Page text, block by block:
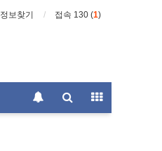
정보찾기 접속 130 (1)